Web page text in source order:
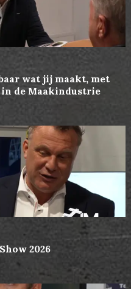
wat jij maakt, met
de Maakindustrie
2026